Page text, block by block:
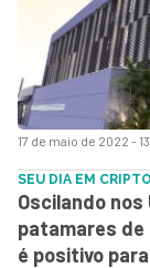
17 de maio de 2022 -
SEU DIA EM CRIPTO
Oscilando nos
patamares
é positivo